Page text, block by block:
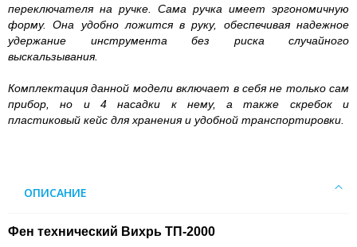
переключателя на ручке. Сама ручка имеет эргономичную
форму. Она удобно ложится в руку, обеспечивая надежное
удержание инструмента без риска случайного
выскальзывания.
Комплектация данной модели включает в себя не только сам
прибор, но и 4 насадки к нему, а также скребок и
пластиковый кейс для хранения и удобной транспортировки.
ОПИСАНИЕ
Фен технический Вихрь ТП-2000